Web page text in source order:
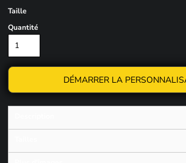
Taille
Quantité
DÉMARRER LA